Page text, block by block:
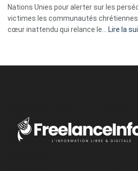
Nations Unies pour alerter sur les
victimes les communautés chrétiennes
cœur inattendu qui relance le…
Lire la